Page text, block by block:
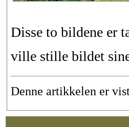
Disse to bildene er
ville stille bildet
Denne artikkelen er